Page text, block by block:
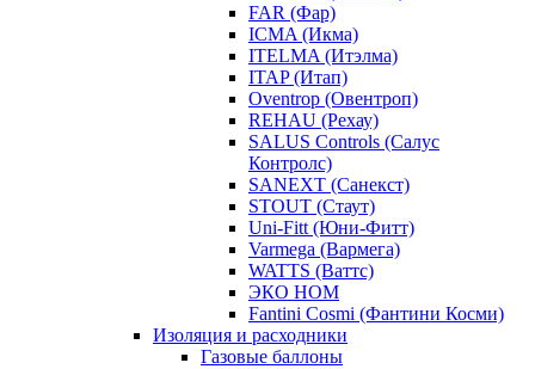
FAR (Фар)
ICMA (Икма)
ITELMA (Итэлма)
ITAP (Итап)
Oventrop (Овентроп)
REHAU (Рехау)
SALUS Controls (Салус
Контролс)
SANEXT (Санекст)
STOUT (Стаут)
Uni-Fitt (Юни-Фитт)
Varmega (Вармега)
WATTS (Ваттс)
ЭКО НОМ
Fantini Cosmi (Фантини Косми)
Изоляция и расходники
Газовые баллоны